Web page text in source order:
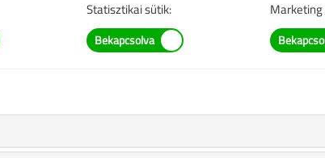
Statisztikai sütik: Marketing